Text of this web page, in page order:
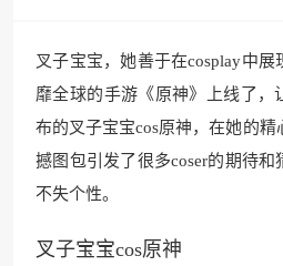
叉子宝宝，她善于在cosplay中
靡全球的手游《原神》上线了，
布的叉子宝宝cos原神，在她的
撼图包引发了很多coser的期待
不失个性。
叉子宝宝cos原神